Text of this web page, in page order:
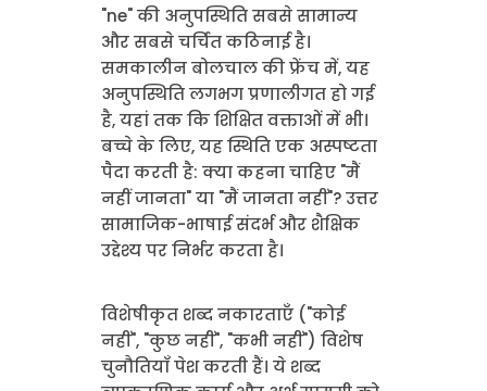
"ne" की अनुपस्थिति सबसे सामान्य
और सबसे चर्चित कठिनाई है।
समकालीन बोलचाल की फ्रेंच में, यह
अनुपस्थिति लगभग प्रणालीगत हो गई
है, यहां तक कि शिक्षित वक्ताओं में भी।
बच्चे के लिए, यह स्थिति एक अस्पष्टता
पैदा करती है: क्या कहना चाहिए "मैं
नहीं जानता" या "मैं जानता नहीं"? उत्तर
सामाजिक-भाषाई संदर्भ और शैक्षिक
उद्देश्य पर निर्भर करता है।
विशेषीकृत शब्द नकारताएँ ("कोई
नहीं", "कुछ नहीं", "कभी नहीं") विशेष
चुनौतियाँ पेश करती हैं। ये शब्द